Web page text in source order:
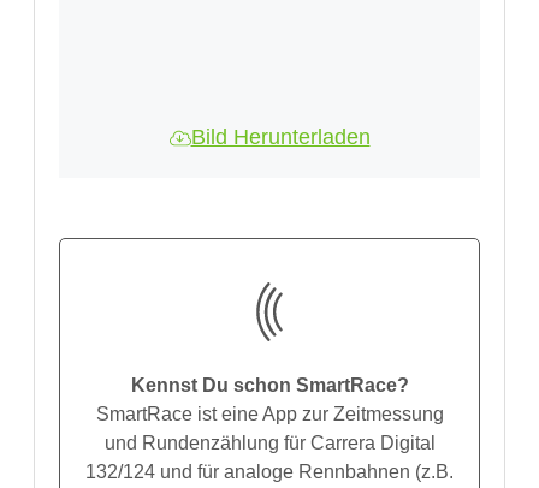
Bild Herunterladen
Kennst Du schon SmartRace?
SmartRace ist eine App zur Zeitmessung
und Rundenzählung für Carrera Digital
132/124 und für analoge Rennbahnen (z.B.